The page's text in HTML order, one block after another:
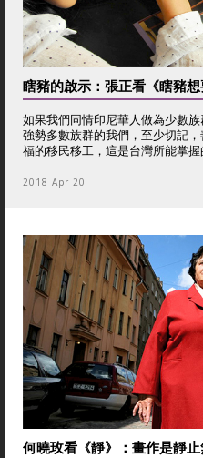
瞎豬的啟示：張正看《瞎豬想
如果我們同情印尼華人做為少數
強勢多數族群的我們，至少切記
福的移民移工，這是台灣所能掌握
2018 Apr 20
何曉玫看《靜》：畫作是靜